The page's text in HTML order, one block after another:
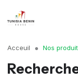
Acceuil Nos